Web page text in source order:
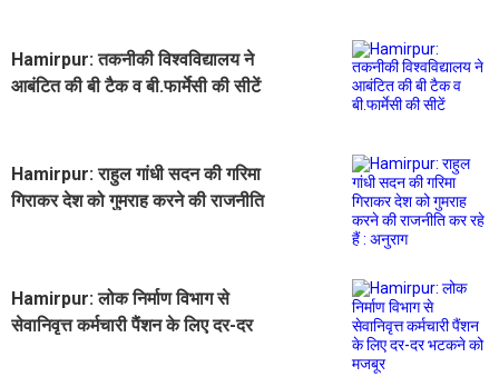
Hamirpur: तकनीकी विश्वविद्यालय ने
आबंटित की बी टैक व बी.फार्मेसी की सीटें
Hamirpur: राहुल गांधी सदन की गरिमा
गिराकर देश को गुमराह करने की राजनीति
Hamirpur: लोक निर्माण विभाग से
सेवानिवृत्त कर्मचारी पैंशन के लिए दर-दर